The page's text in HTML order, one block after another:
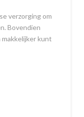
verzorging om
Bovendien
kunt